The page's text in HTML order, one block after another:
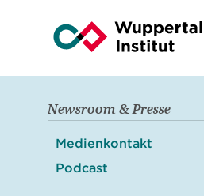
Newsroom & Presse
Medienkontakt
Podcast